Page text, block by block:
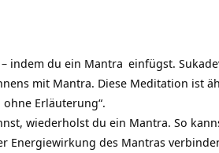
indem du ein Mantra einfügst.
mit Mantra. Diese Meditation ist
Erläuterung“.
wiederholst du ein Mantra. So
Energiewirkung des Mantras